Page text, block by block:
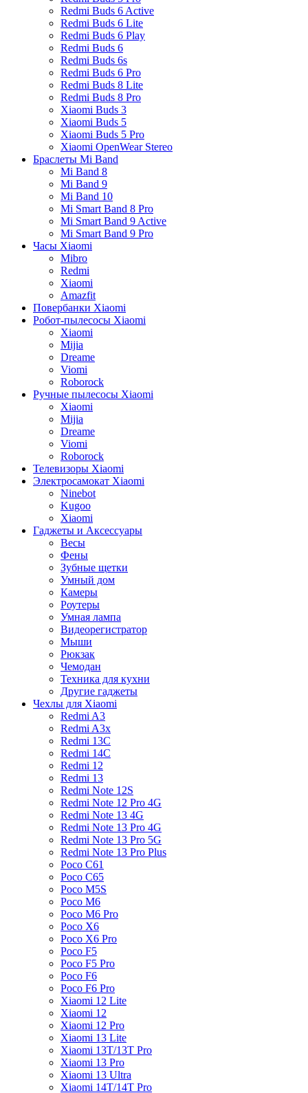
Redmi Buds 6 Active
Redmi Buds 6 Lite
Redmi Buds 6 Play
Redmi Buds 6
Redmi Buds 6s
Redmi Buds 6 Pro
Redmi Buds 8 Lite
Redmi Buds 8 Pro
Xiaomi Buds 3
Xiaomi Buds 5
Xiaomi Buds 5 Pro
Xiaomi OpenWear Stereo
Браслеты Mi Band
Mi Band 8
Mi Band 9
Mi Band 10
Mi Smart Band 8 Pro
Mi Smart Band 9 Active
Mi Smart Band 9 Pro
Часы Xiaomi
Mibro
Redmi
Xiaomi
Amazfit
Повербанки Xiaomi
Робот-пылесосы Xiaomi
Xiaomi
Mijia
Dreame
Viomi
Roborock
Ручные пылесосы Xiaomi
Xiaomi
Mijia
Dreame
Viomi
Roborock
Телевизоры Xiaomi
Электросамокат Xiaomi
Ninebot
Kugoo
Xiaomi
Гаджеты и Аксессуары
Весы
Фены
Зубные щетки
Умный дом
Камеры
Роутеры
Умная лампа
Видеорегистратор
Мыши
Рюкзак
Чемодан
Техника для кухни
Другие гаджеты
Чехлы для Xiaomi
Redmi A3
Redmi A3x
Redmi 13C
Redmi 14C
Redmi 12
Redmi 13
Redmi Note 12S
Redmi Note 12 Pro 4G
Redmi Note 13 4G
Redmi Note 13 Pro 4G
Redmi Note 13 Pro 5G
Redmi Note 13 Pro Plus
Poco C61
Poco C65
Poco M5S
Poco M6
Poco M6 Pro
Poco X6
Poco X6 Pro
Poco F5
Poco F5 Pro
Poco F6
Poco F6 Pro
Xiaomi 12 Lite
Xiaomi 12
Xiaomi 12 Pro
Xiaomi 13 Lite
Xiaomi 13T/13T Pro
Xiaomi 13 Pro
Xiaomi 13 Ultra
Xiaomi 14T/14T Pro